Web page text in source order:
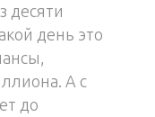
десяти
день это
А с
до